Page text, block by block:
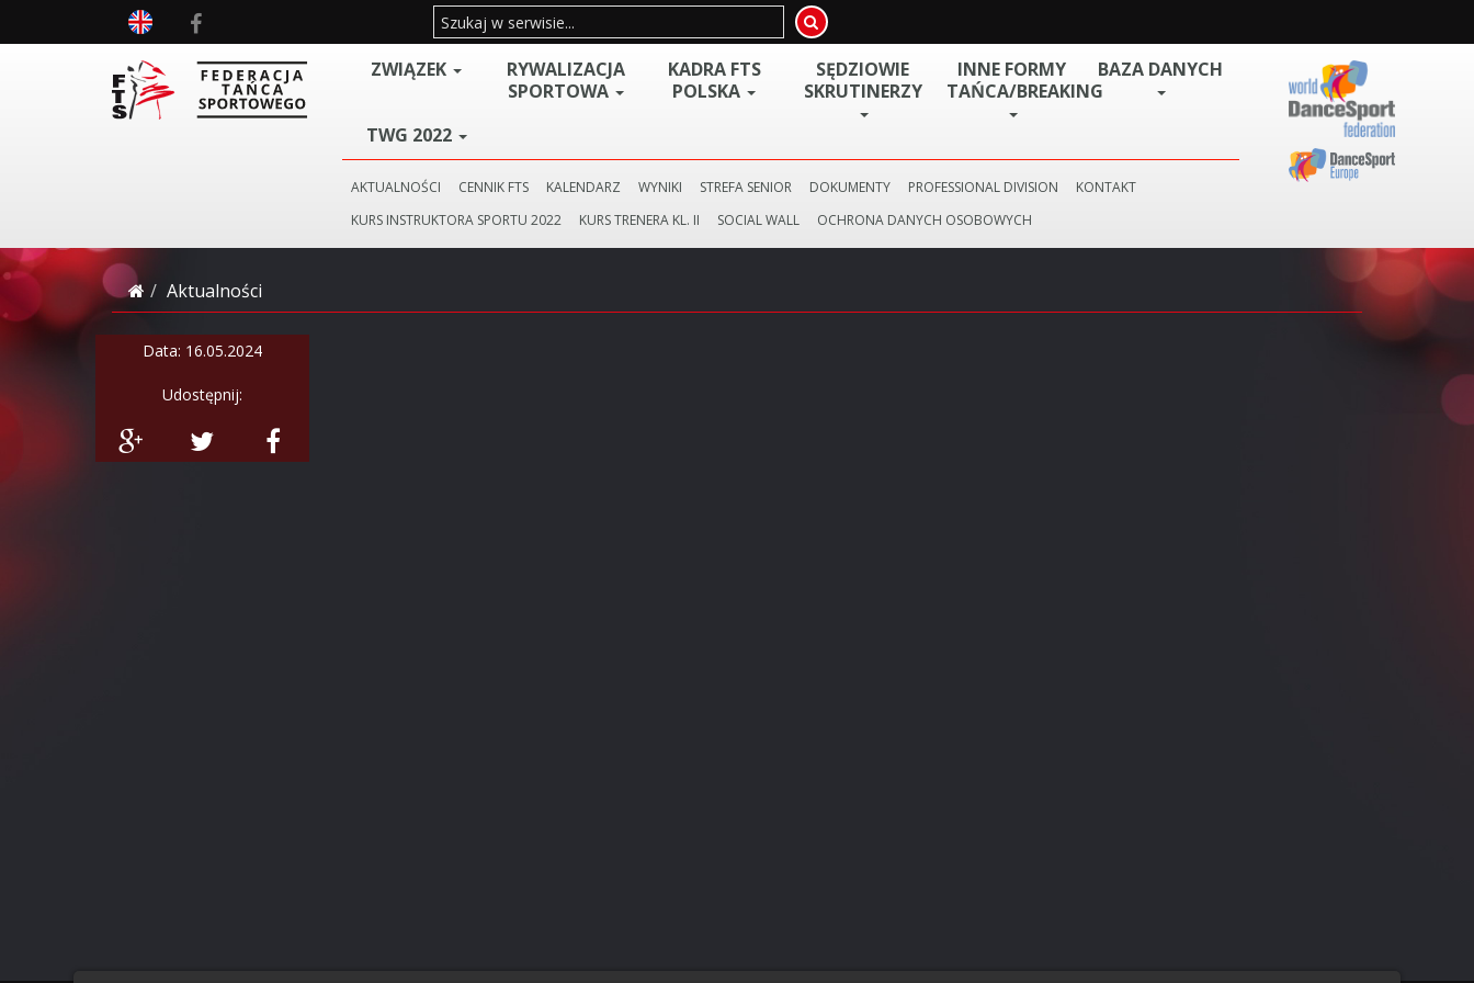
ZWIĄZEK
RYWALIZACJA
SPORTOWA
KADRA FTS
POLSKA
SĘDZIOWIE
SKRUTINERZY
INNE FORMY
TAŃCA/BREAKING
BAZA DANYCH
TWG 2022
AKTUALNOŚCI CENNIK FTS KALENDARZ WYNIKI STREFA SENIOR DOKUMENTY PROFESSIONAL DIVISION
KONTAKT
KURS INSTRUKTORA SPORTU 2022
KURS TRENERA KL. II SOCIAL WALL OCHRONA DANYCH OSOBOWYCH
Aktualności
Data: 16.05.2024
Udostępnij: